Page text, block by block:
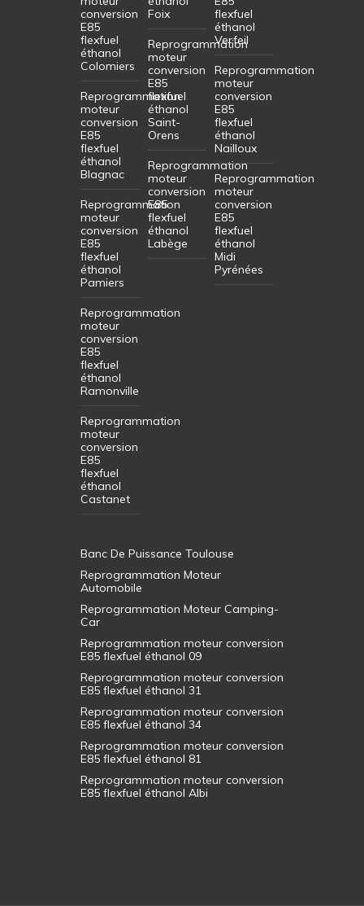
conversion
E85
flexfuel
éthanol
Colomiers
Reprogrammation
moteur
conversion
E85
flexfuel
éthanol
Blagnac
Reprogrammation
moteur
conversion
E85
flexfuel
éthanol
Pamiers
Reprogrammation
moteur
conversion
E85
flexfuel
éthanol
Ramonville
Reprogrammation
moteur
conversion
E85
flexfuel
éthanol
Castanet
Foix
Reprogrammation
moteur
conversion
E85
flexfuel
éthanol
Saint-
Orens
Reprogrammation
moteur
conversion
E85
flexfuel
éthanol
Labège
flexfuel
éthanol
Verfeil
Reprogrammation
moteur
conversion
E85
flexfuel
éthanol
Nailloux
Reprogrammation
moteur
conversion
E85
flexfuel
éthanol
Midi
Pyrénées
Banc De Puissance Toulouse
Reprogrammation Moteur
Automobile
Reprogrammation Moteur Camping-
Car
Reprogrammation moteur conversion
E85 flexfuel éthanol 09
Reprogrammation moteur conversion
E85 flexfuel éthanol 31
Reprogrammation moteur conversion
E85 flexfuel éthanol 34
Reprogrammation moteur conversion
E85 flexfuel éthanol 81
Reprogrammation moteur conversion
E85 flexfuel éthanol Albi